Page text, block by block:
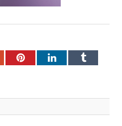
PinterestLinkedInTumblr